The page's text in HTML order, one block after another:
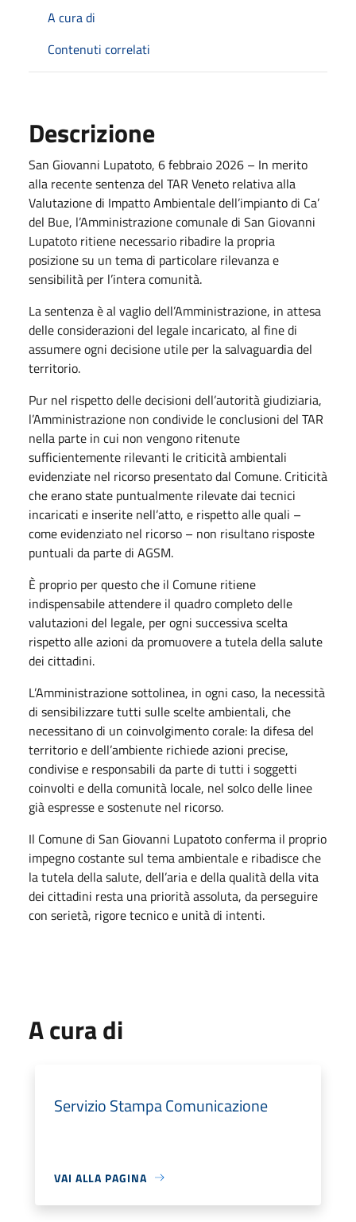
A cura di
Contenuti correlati
Descrizione
San Giovanni Lupatoto, 6 febbraio 2026 – In merito
alla recente sentenza del TAR Veneto relativa alla
Valutazione di Impatto Ambientale dell’impianto di Ca’
del Bue, l’Amministrazione comunale di San Giovanni
Lupatoto ritiene necessario ribadire la propria
posizione su un tema di particolare rilevanza e
sensibilità per l’intera comunità.
La sentenza è al vaglio dell’Amministrazione, in attesa
delle considerazioni del legale incaricato, al fine di
assumere ogni decisione utile per la salvaguardia del
territorio.
Pur nel rispetto delle decisioni dell’autorità giudiziaria,
l’Amministrazione non condivide le conclusioni del TAR
nella parte in cui non vengono ritenute
sufficientemente rilevanti le criticità ambientali
evidenziate nel ricorso presentato dal Comune. Criticità
che erano state puntualmente rilevate dai tecnici
incaricati e inserite nell’atto, e rispetto alle quali –
come evidenziato nel ricorso – non risultano risposte
puntuali da parte di AGSM.
È proprio per questo che il Comune ritiene
indispensabile attendere il quadro completo delle
valutazioni del legale, per ogni successiva scelta
rispetto alle azioni da promuovere a tutela della salute
dei cittadini.
L’Amministrazione sottolinea, in ogni caso, la necessità
di sensibilizzare tutti sulle scelte ambientali, che
necessitano di un coinvolgimento corale: la difesa del
territorio e dell’ambiente richiede azioni precise,
condivise e responsabili da parte di tutti i soggetti
coinvolti e della comunità locale, nel solco delle linee
già espresse e sostenute nel ricorso.
Il Comune di San Giovanni Lupatoto conferma il proprio
impegno costante sul tema ambientale e ribadisce che
la tutela della salute, dell’aria e della qualità della vita
dei cittadini resta una priorità assoluta, da perseguire
con serietà, rigore tecnico e unità di intenti.
A cura di
Servizio Stampa Comunicazione
VAI ALLA PAGINA